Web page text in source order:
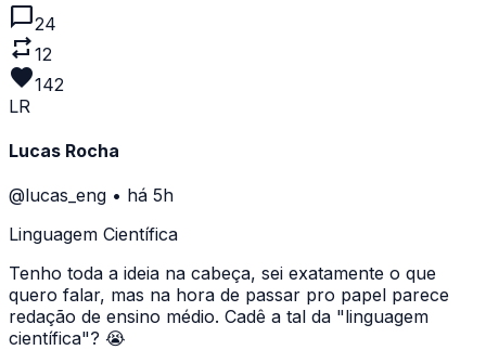
chat_bubble24
repeat12
favorite142
LR
Lucas Rocha
@lucas_eng • há 5h
Linguagem Científica
Tenho toda a ideia na cabeça, sei exatamente o que
quero falar, mas na hora de passar pro papel parece
redação de ensino médio. Cadê a tal da "linguagem
científica"? 😭